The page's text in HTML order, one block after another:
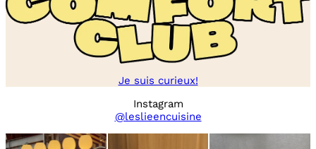
Je suis curieux!
Instagram
@leslieencuisine